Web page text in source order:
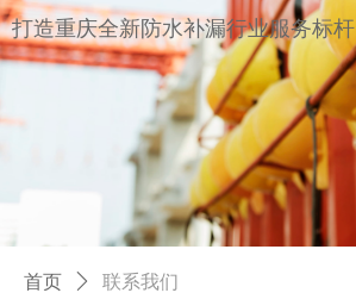
打造重庆全新防水补漏行业服务标杆
首页 ꄲ 联系我们